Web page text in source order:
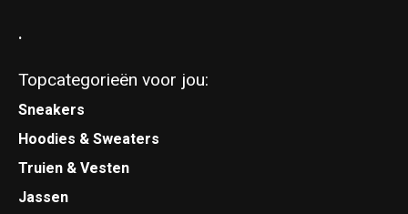
.
Topcategorieën voor jou:
Sneakers
Hoodies & Sweaters
Truien & Vesten
Jassen